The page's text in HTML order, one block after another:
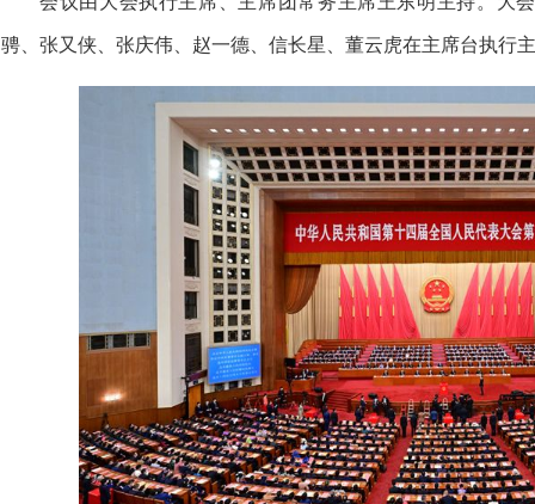
骋、张又侠、张庆伟、赵一德、信长星、董云虎在主席台执行